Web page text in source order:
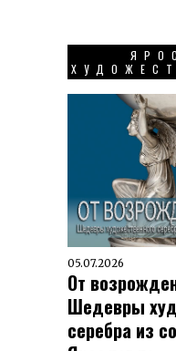
05.07.2026
От
Шедевры
серебра из